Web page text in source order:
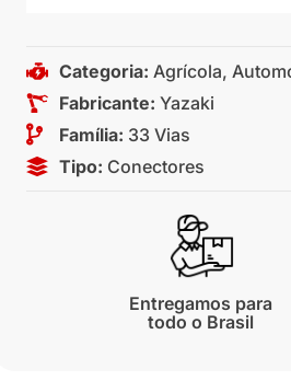
Categoria: Agrícola,
Fabricante: Yazaki
Família: 33 Vias
Tipo: Conectores
Entregamos para
todo o Brasil